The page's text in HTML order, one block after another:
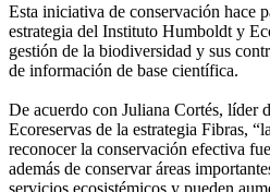
Esta iniciativa de conservación hace
estrategia del Instituto Humboldt y
gestión de la biodiversidad y sus
de información de base científica.
De acuerdo con Juliana Cortés, líder
Ecoreservas de la estrategia Fibras,
reconocer la conservación efectiva
además de conservar áreas
servicios ecosistémicos y pueden